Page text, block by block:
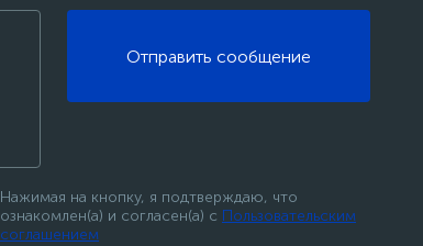
Отправить сообщение
Нажимая на кнопку, я подтверждаю, что
ознакомлен(а) и согласен(а) с Пользовательским
соглашением